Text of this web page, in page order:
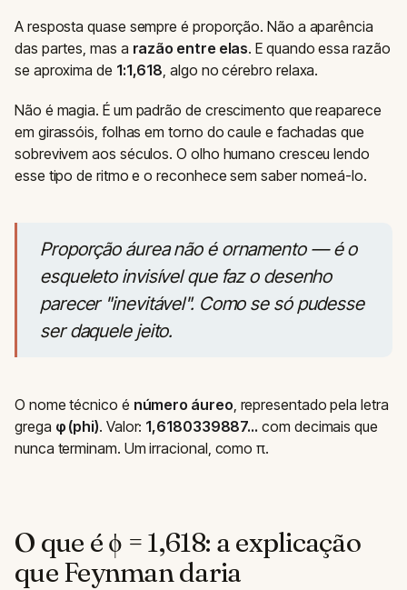
A resposta quase sempre é proporção. Não a aparência
das partes, mas a razão entre elas. E quando essa razão
se aproxima de 1:1,618 , algo no cérebro relaxa.
Não é magia. É um padrão de crescimento que reaparece
em girassóis, folhas em torno do caule e fachadas que
sobrevivem aos séculos. O olho humano cresceu lendo
esse tipo de ritmo e o reconhece sem saber nomeá-lo.
Proporção áurea não é ornamento — é o
esqueleto invisível que faz o desenho
parecer "inevitável". Como se só pudesse
ser daquele jeito.
O nome técnico é número áureo , representado pela letra
grega φ (phi). Valor: 1,6180339887… com decimais que
nunca terminam. Um irracional, como π.
O que é φ = 1,618: a explicação
que Feynman daria